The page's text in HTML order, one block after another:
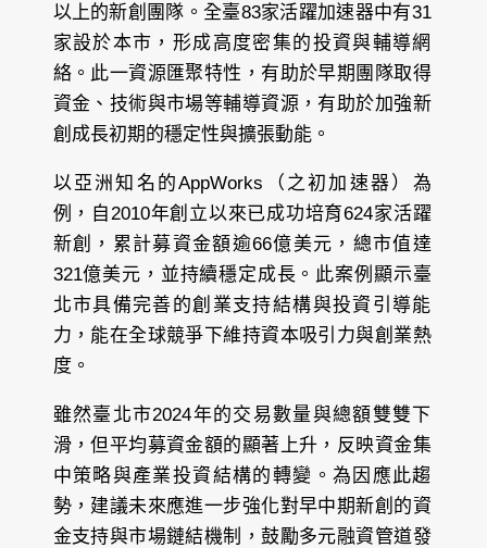
以上的新創團隊。全臺83家活躍加速器中有31
家設於本市，形成高度密集的投資與輔導網
絡。此一資源匯聚特性，有助於早期團隊取得
資金、技術與市場等輔導資源，有助於加強新
創成長初期的穩定性與擴張動能。
以亞洲知名的AppWorks（之初加速器）為
例，自2010年創立以來已成功培育624家活躍
新創，累計募資金額逾66億美元，總市值達
321億美元，並持續穩定成長。此案例顯示臺
北市具備完善的創業支持結構與投資引導能
力，能在全球競爭下維持資本吸引力與創業熱
度。
雖然臺北市2024年的交易數量與總額雙雙下
滑，但平均募資金額的顯著上升，反映資金集
中策略與產業投資結構的轉變。為因應此趨
勢，建議未來應進一步強化對早中期新創的資
金支持與市場鏈結機制，鼓勵多元融資管道發